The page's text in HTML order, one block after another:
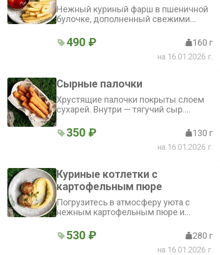
Нежный куриный фарш в пшеничной
булочке, дополненный свежими
Сочные ноты придают соусы —
майонез, устричный и кетчуп.
Подаётся с хрустящей картошкой фри
490 ₽ 160 г
на 16.01.2026 г.
Сырные палочки
Хрустящие палочки покрыты слоем
сухарей. Внутри — тягучий сыр.
кетчупа
350 ₽ 130 г
на 16.01.2026 г.
Куриные котлетки с
картофельным пюре
Погрузитесь в атмосферу уюта с
нежным картофельным пюре и
нашего детского меню — идеальный
выбор для маленьких гурманов!
530 ₽ 280 г
на 16.01.2026 г.